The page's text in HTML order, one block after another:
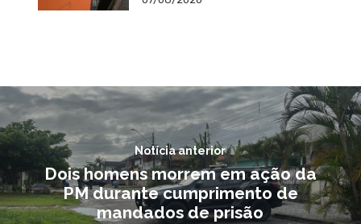
Notícia anterior
Dois homens morrem em ação da
PM durante cumprimento de
mandados de prisão